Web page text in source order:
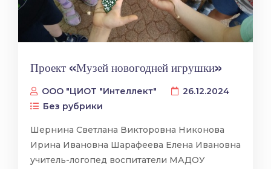
Проект «Музей новогодней игрушки»
ООО "ЦИОТ "Интеллект"
26.12.2024
Без рубрики
Шернина Светлана Викторовна Никонова
Ирина Ивановна Шарафеева Елена Ивановна
учитель-логопед воспитатели МАДОУ